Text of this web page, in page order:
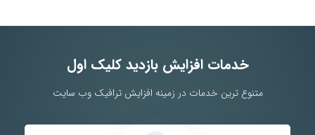
خدمات افزایش بازدید کلیک اول
متنوع ترین خدمات در زمینه افزایش ترافیک وب سایت